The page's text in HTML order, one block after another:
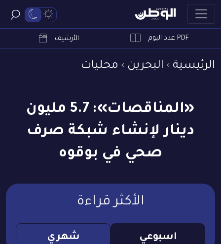
PDF عدد اليوم الأرشيف
الرئيسية البحرين محليات
«المناقصات»: 5.7 مليون
دينار لإنشاء شبكة صرف
صحي في بوقوه
الأكثر قراءة
اسبوعي شهري